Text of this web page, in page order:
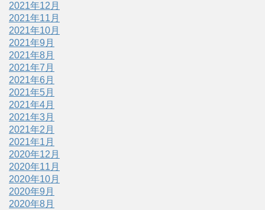
2021年12月
2021年11月
2021年10月
2021年9月
2021年8月
2021年7月
2021年6月
2021年5月
2021年4月
2021年3月
2021年2月
2021年1月
2020年12月
2020年11月
2020年10月
2020年9月
2020年8月